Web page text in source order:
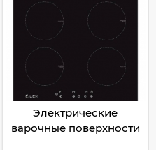
Электрические
варочные поверхности